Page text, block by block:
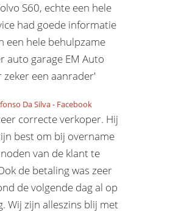
S60, echte een hele
had goede informatie
een hele behulpzame
auto garage EM Auto
zeker een aanrader'
Da Silva- Facebook
correcte verkoper. Hij
best om bij overname
van de klant te
de betaling was zeer
de volgende dag al op
Wij zijn alleszins blij met